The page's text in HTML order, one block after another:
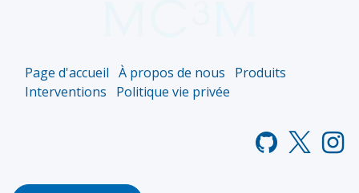
Page d'accueil À propos de nous
Produits
Interventions
Politique vie privée